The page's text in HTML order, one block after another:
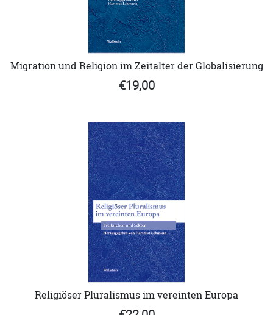
Migration und Religion im Zeitalter der Globalisierung
€19,00
Religiöser Pluralismus im vereinten Europa